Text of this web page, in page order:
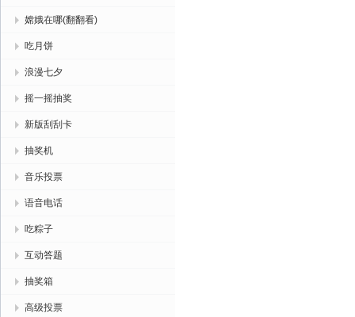
嫦娥在哪(翻翻看)
吃月饼
浪漫七夕
摇一摇抽奖
新版刮刮卡
抽奖机
音乐投票
语音电话
吃粽子
互动答题
抽奖箱
高级投票